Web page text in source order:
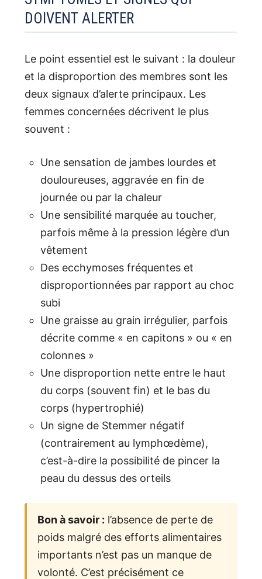
DOIVENT ALERTER
Le point essentiel est le suivant : la douleur
et la disproportion des membres sont les
deux signaux d’alerte principaux. Les
femmes concernées décrivent le plus
souvent :
Une sensation de jambes lourdes et
douloureuses, aggravée en fin de
journée ou par la chaleur
Une sensibilité marquée au toucher,
parfois même à la pression légère d’un
vêtement
Des ecchymoses fréquentes et
disproportionnées par rapport au choc
subi
Une graisse au grain irrégulier, parfois
décrite comme « en capitons » ou « en
colonnes »
Une disproportion nette entre le haut
du corps (souvent fin) et le bas du
corps (hypertrophié)
Un signe de Stemmer négatif
(contrairement au lymphœdème),
c’est-à-dire la possibilité de pincer la
peau du dessus des orteils
Bon à savoir : l’absence de perte de
poids malgré des efforts alimentaires
importants n’est pas un manque de
volonté. C’est précisément ce